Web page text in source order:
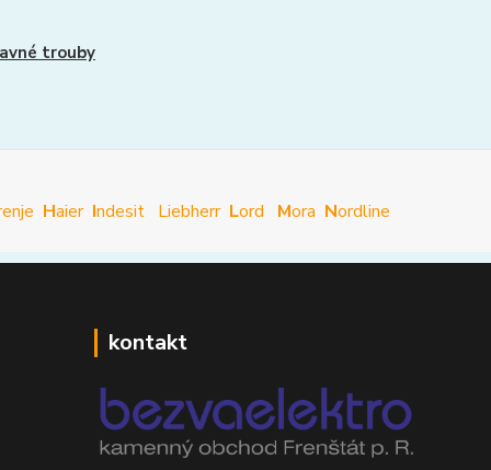
trouby
Haier Indesit Liebherr Lord Mora Nordline
kontakt